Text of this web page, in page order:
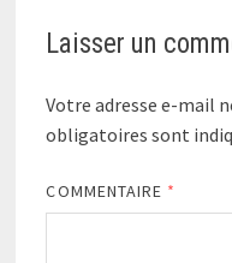
Laisser un
Votre adresse e-mail
obligatoires sont
COMMENTAIRE *